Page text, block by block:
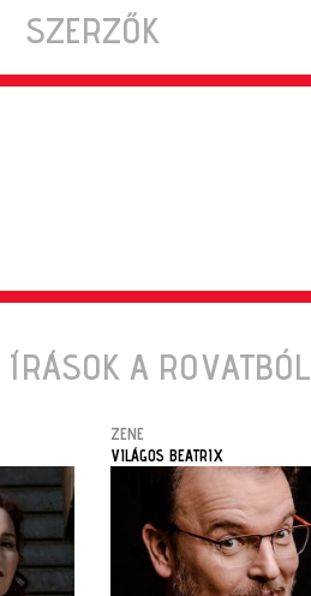
SZERZŐK
A ROVATBÓL
ZENE
VILÁGOS BEATRIX